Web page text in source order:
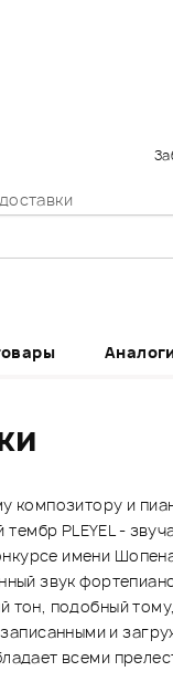
композитору и
PLEYEL -
имени
звук
тон, подобный
и
всеми